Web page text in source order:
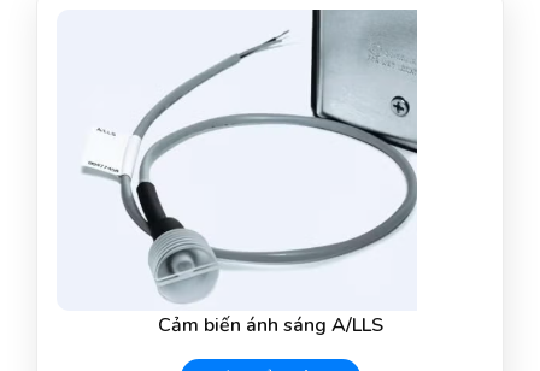
Cảm biến ánh sáng A/LLS